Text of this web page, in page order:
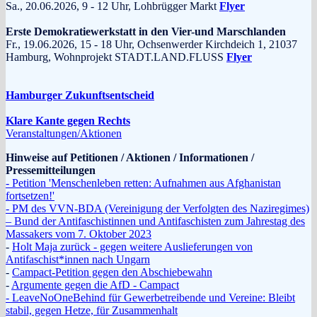
Sa., 20.06.2026, 9 - 12 Uhr, Lohbrügger Markt Flyer
Erste Demokratiewerkstatt in den Vier-und Marschlanden
Fr., 19.06.2026, 15 - 18 Uhr, Ochsenwerder Kirchdeich 1, 21037
Hamburg, Wohnprojekt STADT.LAND.FLUSS Flyer
Hamburger Zukunftsentscheid
Klare Kante gegen Rechts
Veranstaltungen/Aktionen
Hinweise auf Petitionen / Aktionen / Informationen /
Pressemitteilungen
- Petition 'Menschenleben retten: Aufnahmen aus Afghanistan
fortsetzen!'
- PM des VVN-BDA (Vereinigung der Verfolgten des Naziregimes)
– Bund der Antifaschistinnen und Antifaschisten zum Jahrestag des
Massakers vom 7. Oktober 2023
- Holt Maja zurück - gegen weitere Auslieferungen von
Antifaschist*innen nach Ungarn
- Campact-Petition gegen den Abschiebewahn
- Argumente gegen die AfD - Campact
- LeaveNoOneBehind für Gewerbetreibende und Vereine: Bleibt
stabil, gegen Hetze, für Zusammenhalt